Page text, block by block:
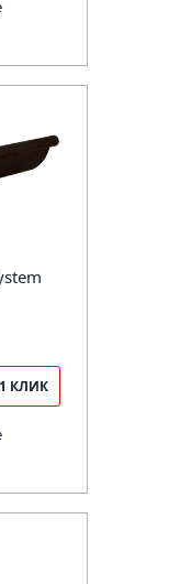
КЛИК